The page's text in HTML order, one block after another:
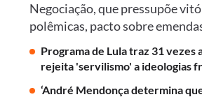
Negociação, que pressupõe
polêmicas, pacto sobre
Programa de Lula traz 31 vezes
rejeita 'servilismo' a ideologias
‘André Mendonça determina